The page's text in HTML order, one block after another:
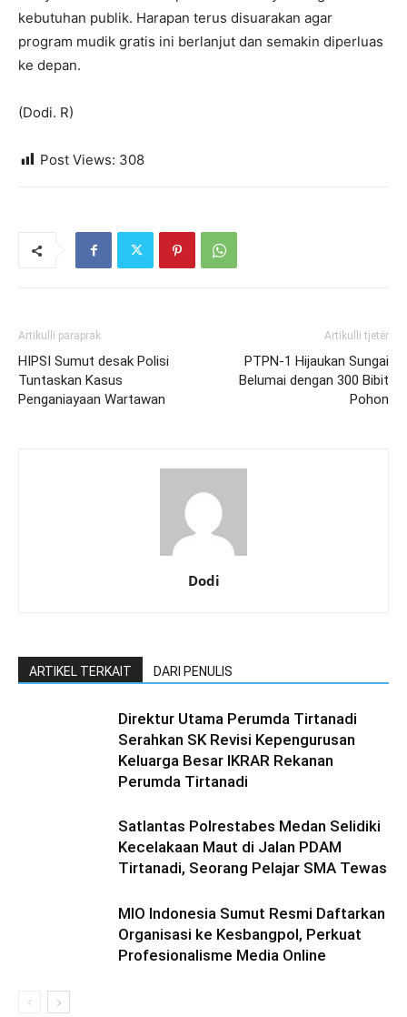
kebutuhan publik. Harapan terus disuarakan agar
program mudik gratis ini berlanjut dan semakin diperluas
ke depan.
(Dodi. R)
Post Views: 308
Artikulli paraprak
HIPSI Sumut desak Polisi
Tuntaskan Kasus
Penganiayaan Wartawan
Artikulli tjetër
PTPN-1 Hijaukan Sungai
Belumai dengan 300 Bibit
Pohon
Dodi
ARTIKEL TERKAIT DARI PENULIS
Direktur Utama Perumda Tirtanadi
Serahkan SK Revisi Kepengurusan
Keluarga Besar IKRAR Rekanan
Perumda Tirtanadi
Satlantas Polrestabes Medan Selidiki
Kecelakaan Maut di Jalan PDAM
Tirtanadi, Seorang Pelajar SMA Tewas
MIO Indonesia Sumut Resmi Daftarkan
Organisasi ke Kesbangpol, Perkuat
Profesionalisme Media Online